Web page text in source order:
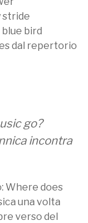
stride
bird
dal repertorio
go?
incontra
Where does
una volta
verso del